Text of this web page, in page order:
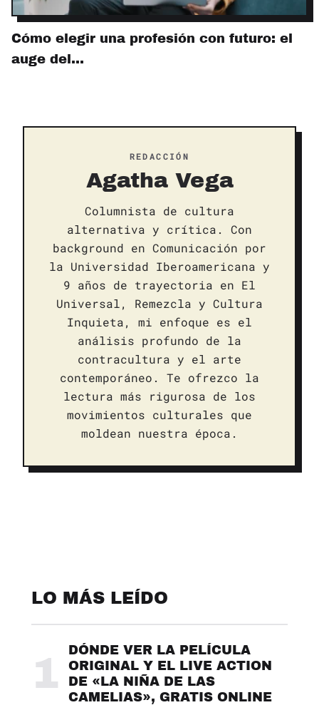
Cómo elegir una profesión con futuro: el
auge del…
REDACCIÓN
Agatha Vega
Columnista de cultura
alternativa y crítica. Con
background en Comunicación por
la Universidad Iberoamericana y
9 años de trayectoria en El
Universal, Remezcla y Cultura
Inquieta, mi enfoque es el
análisis profundo de la
contracultura y el arte
contemporáneo. Te ofrezco la
lectura más rigurosa de los
movimientos culturales que
moldean nuestra época.
LO MÁS LEÍDO
1
DÓNDE VER LA PELÍCULA
ORIGINAL Y EL LIVE ACTION
DE «LA NIÑA DE LAS
CAMELIAS», GRATIS ONLINE